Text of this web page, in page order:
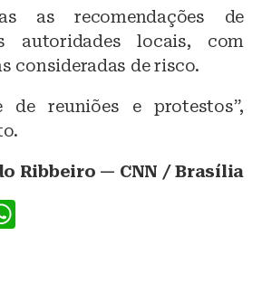
as recomendações de
autoridades locais, com
consideradas de risco.
de reuniões e protestos”,
Ribbeiro — CNN / Brasília